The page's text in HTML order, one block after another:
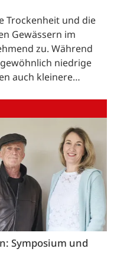
Trockenheit und die
Gewässern im
zu. Während
niedrige
auch kleinere…
Symposium und